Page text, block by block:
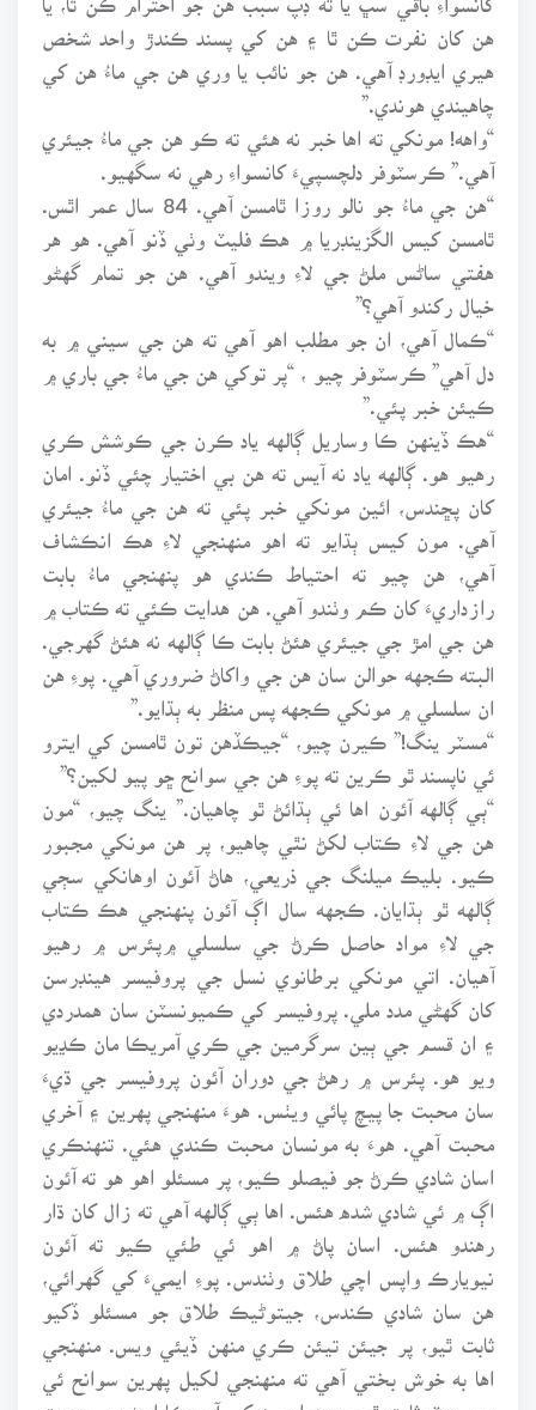
هن کان نفرت ڪن ٿا ۽ هن کي پسند ڪندڙ واحد شخص
هيري ايڊورڊ آهي. هن جو نائب يا وري هن جي ماءُ هن کي
چاهيندي هوندي.”
“واهه! مونکي ته اها خبر نه هئي ته ڪو هن جي ماءُ جيئري
آهي.” ڪرسٽوفر دلچسپيءَ کانسواءِ رهي نه سگهيو.
“هن جي ماءُ جو نالو روزا ٿامسن آهي. 84 سال عمر اٿس.
ٿامسن کيس الگزينڊريا ۾ هڪ فليٽ وٺي ڏنو آهي. هو هر
هفتي ساڻس ملڻ جي لاءِ ويندو آهي. هن جو تمام گهڻو
خيال رکندو آهي؟”
“ڪمال آهي، ان جو مطلب اهو آهي ته هن جي سيني ۾ به
دل آهي” ڪرسٽوفر چيو ، “پر توکي هن جي ماءُ جي باري ۾
ڪيئن خبر پئي.”
“هڪ ڏينهن ڪا وساريل ڳالهه ياد ڪرن جي ڪوشش ڪري
رهيو هو. ڳالهه ياد نه آيس ته هن بي اختيار چئي ڏنو. امان
کان پڇندس، ائين مونکي خبر پئي ته هن جي ماءُ جيئري
آهي. مون کيس ٻڌايو ته اهو منهنجي لاءِ هڪ انڪشاف
آهي، هن چيو ته احتياط ڪندي هو پنهنجي ماءُ بابت
رازداريءَ کان ڪم وٺندو آهي. هن هدايت ڪئي ته ڪتاب ۾
هن جي امڙ جي جيئري هئڻ بابت ڪا ڳالهه نه هئڻ گهرجي.
البته ڪجهه حوالن سان هن جي واکاڻ ضروري آهي. پوءِ هن
ان سلسلي ۾ مونکي ڪجهه پس منظر به ٻڌايو.”
“مسٽر ينگ!” ڪيرن چيو، “جيڪڏهن تون ٿامسن کي ايترو
ئي ناپسند ٿو ڪرين ته پوءِ هن جي سوانح ڇو پيو لکين؟”
“ٻي ڳالهه آئون اها ئي ٻڌائڻ ٿو چاهيان.” ينگ چيو، “مون
هن جي لاءِ ڪتاب لکڻ نٿي چاهيو، پر هن مونکي مجبور
ڪيو. بليڪ ميلنگ جي ذريعي، هاڻ آئون اوهانکي سڄي
ڳالهه ٿو ٻڌايان. ڪجهه سال اڳ آئون پنهنجي هڪ ڪتاب
جي لاءِ مواد حاصل ڪرڻ جي سلسلي ۾پئرس ۾ رهيو
آهيان. اتي مونکي برطانوي نسل جي پروفيسر هينڊرسن
کان گهڻي مدد ملي. پروفيسر کي ڪميونسٽن سان همدردي
۽ ان قسم جي ٻين سرگرمين جي ڪري آمريڪا مان ڪڍيو
ويو هو. پئرس ۾ رهڻ جي دوران آئون پروفيسر جي ڌيءَ
سان محبت جا پيچ پائي ويٺس. هوءَ منهنجي پهرين ۽ آخري
محبت آهي. هوءَ به مونسان محبت ڪندي هئي. تنهنڪري
اسان شادي ڪرڻ جو فيصلو ڪيو، پر مسئلو اهو هو ته آئون
اڳ ۾ ئي شادي شده هئس. اها ٻي ڳالهه آهي ته زال کان ڌار
رهندو هئس. اسان پاڻ ۾ اهو ئي طئي ڪيو ته آئون
نيويارڪ واپس اچي طلاق وٺندس. پوءِ ايميءَ کي گهرائي،
هن سان شادي ڪندس، جيتوڻيڪ طلاق جو مسئلو ڏکيو
ثابت ٿيو، پر جيئن تيئن ڪري منهن ڏيئي ويس. منهنجي
اها به خوش بختي آهي ته منهنجي لکيل پهرين سوانح ئي
سپر هٽ ثابت ٿي. مون ايميءَ کي آمريڪا اچڻ جي دعوت